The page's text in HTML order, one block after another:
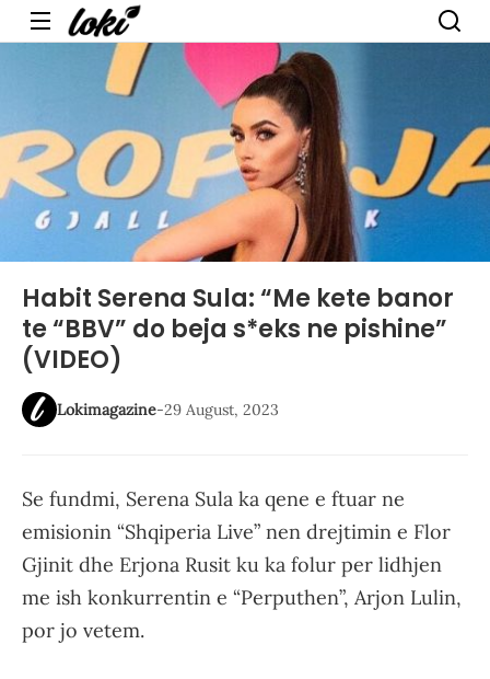
Menu
Habit Serena Sula: “Me kete banor
te “BBV” do beja s*eks ne pishine”
(VIDEO)
Lokimagazine-29 August, 2023
Se fundmi, Serena Sula ka qene e ftuar ne
emisionin “Shqiperia Live” nen drejtimin e Flor
Gjinit dhe Erjona Rusit ku ka folur per lidhjen
me ish konkurrentin e “Perputhen”, Arjon Lulin,
por jo vetem.